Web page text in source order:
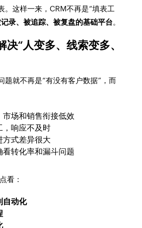
。这样一来，CRM不再是“填表工
录、被追踪、被复盘的基础平台。
决“人变多、线索变多、
题就不再是“有没有客户数据”，而
市场和销售衔接低效
，响应不及时
方式差异很大
看转化率和漏斗问题
看：
自动化